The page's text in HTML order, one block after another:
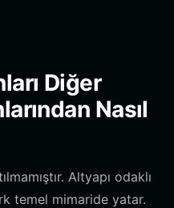
Diğer
Nasıl
Altyapı odaklı
temel mimaride yatar.